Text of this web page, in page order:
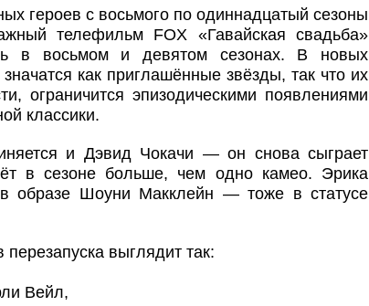
героев с восьмого по одиннадцатый сезоны
телефильм FOX «Гавайская свадьба»
в восьмом и девятом сезонах. В новых
как приглашённые звёзды, так что их
ограничится эпизодическими появлениями
классики.
и Дэвид Чокачи — он снова сыграет
в сезоне больше, чем одно камео. Эрика
в образе Шоуни Макклейн — тоже в статусе
выглядит так:
Вейл,